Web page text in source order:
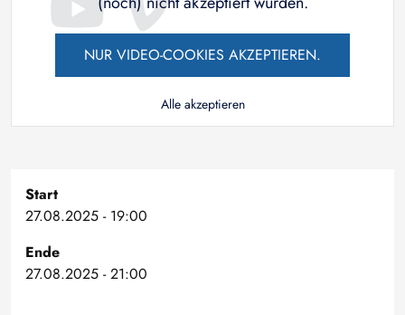
NUR VIDEO-COOKIES AKZEPTIEREN.
Alle akzeptieren
Start
27.08.2025 - 19:00
Ende
27.08.2025 - 21:00